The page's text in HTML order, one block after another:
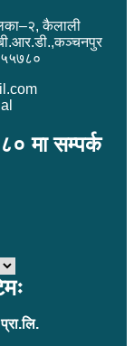
कैलाली
मा सम्पर्क